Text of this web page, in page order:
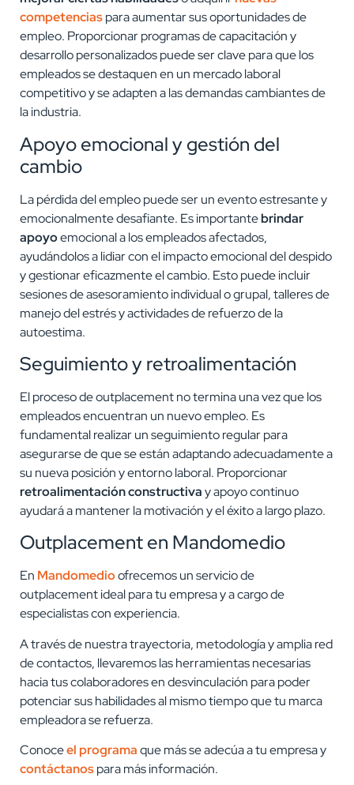
competenciaspara aumentar sus oportunidades de
empleo. Proporcionar programas de capacitación y
desarrollo personalizados puede ser clave para que los
empleados se destaquen en un mercado laboral
competitivo y se adapten a las demandas cambiantes de
la industria.
Apoyo emocional y gestión del
cambio
La pérdida del empleo puede ser un evento estresante y
emocionalmente desafiante. Es importantebrindar
apoyoemocional a los empleados afectados,
ayudándolos a lidiar con el impacto emocional del despido
y gestionar eficazmente el cambio. Esto puede incluir
sesiones de asesoramiento individual o grupal, talleres de
manejo del estrés y actividades de refuerzo de la
autoestima.
Seguimiento y retroalimentación
El proceso de outplacement no termina una vez que los
empleados encuentran un nuevo empleo. Es
fundamental realizar un seguimiento regular para
asegurarse de que se están adaptando adecuadamente a
su nueva posición y entorno laboral. Proporcionar
retroalimentación constructivay apoyo continuo
ayudará a mantener la motivación y el éxito a largo plazo.
Outplacement en Mandomedio
En Mandomedioofrecemos un servicio de
outplacement ideal para tu empresa y a cargo de
especialistas con experiencia.
A través de nuestra trayectoria, metodología y amplia red
de contactos, llevaremos las herramientas necesarias
hacia tus colaboradores en desvinculación para poder
potenciar sus habilidades al mismo tiempo que tu marca
empleadora se refuerza.
Conoceel programaque más se adecúa a tu empresa y
contáctanospara más información.